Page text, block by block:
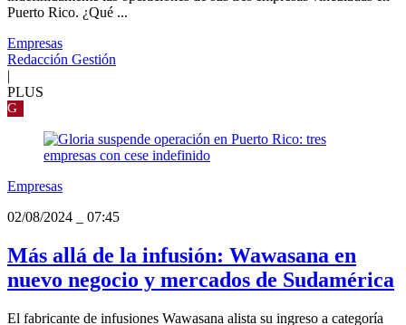
Puerto Rico. ¿Qué ...
Empresas
Redacción Gestión
|
PLUS
G
Empresas
02/08/2024
07:45
Más allá de la infusión: Wawasana en
nuevo negocio y mercados de Sudamérica
El fabricante de infusiones Wawasana alista su ingreso a categoría